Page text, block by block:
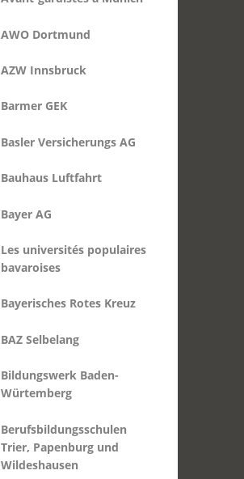
bavaroises
Bayerisches Rotes Kreuz
Würtemberg
Berufsbildungsschulen
Trier, Papenburg und
Centre de formation
professionnelle